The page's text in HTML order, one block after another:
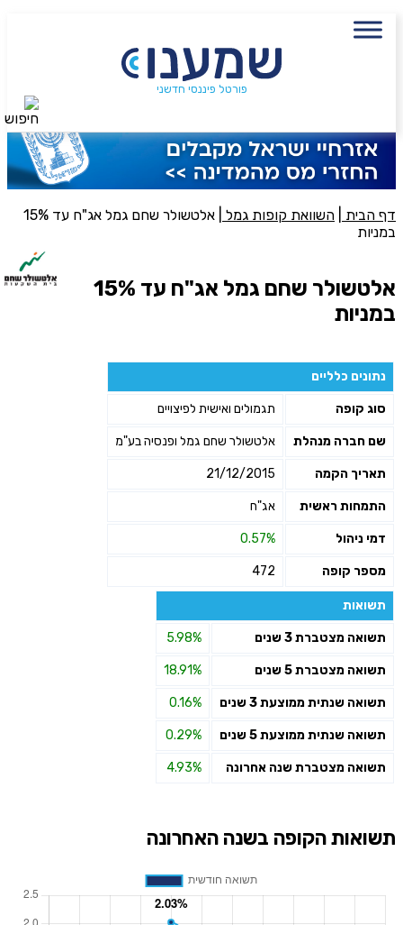
פורטל פיננסי חדשני
דף הבית השוואת קופות גמל
אלטשולר שחם גמל אג"ח עד 15%
במניות
אלטשולר שחם גמל אג"ח עד 15%
במניות
נתונים כלליים
סוג קופה תגמולים ואישית לפיצויים
שם חברה מנהלת אלטשולר שחם גמל ופנסיה בע"מ
תאריך הקמה 21/12/2015
התמחות ראשית אג"ח
דמי ניהול 0.57%
מספר קופה 472
תשואות
תשואה מצטברת 3 שנים 5.98%
תשואה מצטברת 5 שנים 18.91%
תשואה שנתית ממוצעת 3 שנים 0.16%
תשואה שנתית ממוצעת 5 שנים 0.29%
תשואה מצטברת שנה אחרונה 4.93%
תשואות הקופה בשנה האחרונה
שם מלא
פעולה נדרשת
פנסיוניים\ביטוח באמצעות טלפון, מייל או SMS מאיתנו או צד שלישי
שליחה
חיפוש